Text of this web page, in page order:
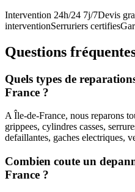
Intervention 24h/24 7j/7Devis
interventionSerruriers certifies
Questions
Quels types de
France ?
A Île-de-France, nous reparons
grippees, cylindres casses,
defaillantes, gaches electriques,
Combien coute un
France ?